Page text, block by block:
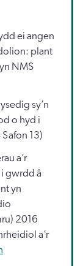
ei angen
plant
NMS
sy’n
o hyd i
13)
a’r
gwrdd â
yn
2016
a’r